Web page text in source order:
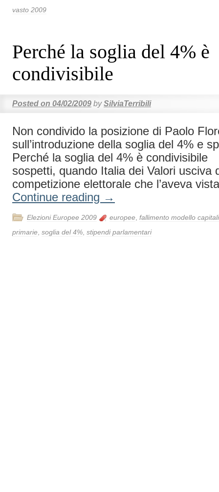
vasto 2009
Perché la soglia del 4% è
condivisibile
Posted on 04/02/2009 by SilviaTerribili
Non condivido la posizione di Paolo
sull’introduzione della soglia del 4% e
Perché la soglia del 4% è condivisibile
sospetti, quando Italia dei Valori usciva
competizione elettorale che l’aveva
Continue reading →
Elezioni Europee 2009 europee fallimento modello
primarie soglia del 4% stipendi parlamentari